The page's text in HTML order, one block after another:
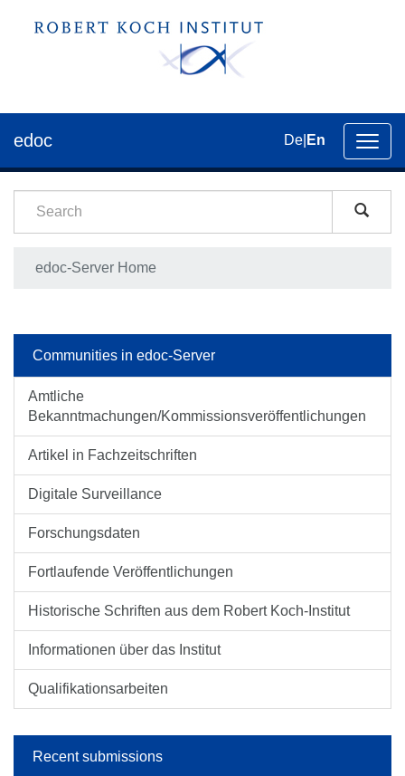
edoc De En
edoc-Server Home
Communities in edoc-Server
Amtliche
Bekanntmachungen/Kommissionsveröffentlichungen
Artikel in Fachzeitschriften
Digitale Surveillance
Forschungsdaten
Fortlaufende Veröffentlichungen
Historische Schriften aus dem Robert Koch-Institut
Informationen über das Institut
Qualifikationsarbeiten
Recent submissions